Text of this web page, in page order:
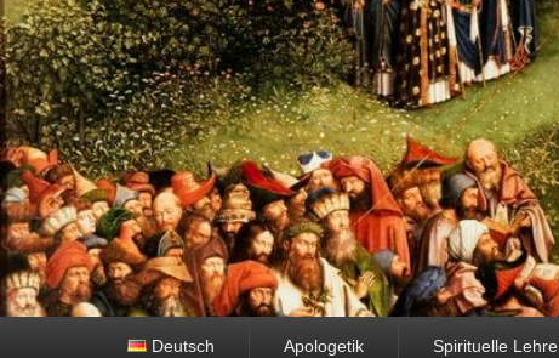
Deutsch Apologetik Spirituelle Lehre